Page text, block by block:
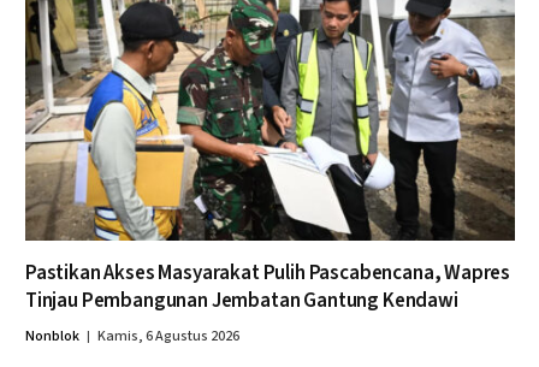
Pastikan Akses Masyarakat Pulih Pascabencana, Wapres
Tinjau Pembangunan Jembatan Gantung Kendawi
Nonblok Kamis, 6 Agustus 2026